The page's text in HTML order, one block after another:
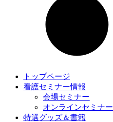
トップページ
看護セミナー情報
会場セミナー
オンラインセミナー
特選グッズ＆書籍